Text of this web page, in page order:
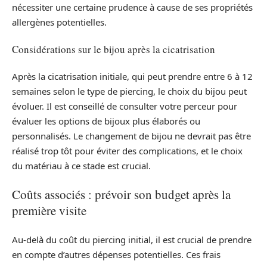
nécessiter une certaine prudence à cause de ses propriétés
allergènes potentielles.
Considérations sur le bijou après la cicatrisation
Après la cicatrisation initiale, qui peut prendre entre 6 à 12
semaines selon le type de piercing, le choix du bijou peut
évoluer. Il est conseillé de consulter votre perceur pour
évaluer les options de bijoux plus élaborés ou
personnalisés. Le changement de bijou ne devrait pas être
réalisé trop tôt pour éviter des complications, et le choix
du matériau à ce stade est crucial.
Coûts associés : prévoir son budget après la
première visite
Au-delà du coût du piercing initial, il est crucial de prendre
en compte d’autres dépenses potentielles. Ces frais